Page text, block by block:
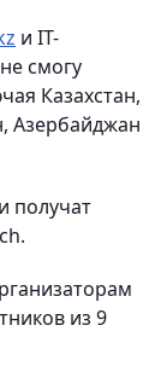
и IT-
смогу
Казахстан,
Азербайджан
получат
из 9